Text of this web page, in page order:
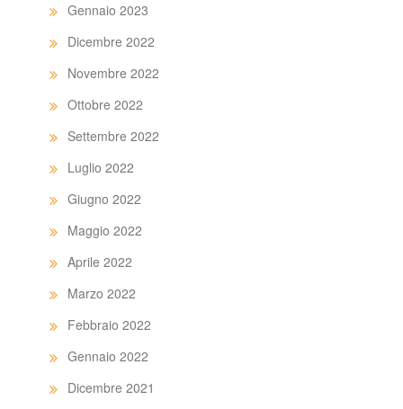
Gennaio 2023
Dicembre 2022
Novembre 2022
Ottobre 2022
Settembre 2022
Luglio 2022
Giugno 2022
Maggio 2022
Aprile 2022
Marzo 2022
Febbraio 2022
Gennaio 2022
Dicembre 2021